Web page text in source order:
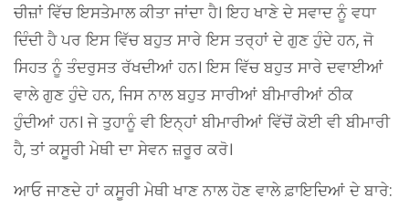
ਚੀਜ਼ਾਂ ਵਿੱਚ ਇਸਤੇਮਾਲ ਕੀਤਾ ਜਾਂਦਾ ਹੈ। ਇਹ ਖਾਣੇ ਦੇ ਸਵਾਦ ਨੂੰ ਵਧਾ
ਦਿੰਦੀ ਹੈ ਪਰ ਇਸ ਵਿੱਚ ਬਹੁਤ ਸਾਰੇ ਇਸ ਤਰ੍ਹਾਂ ਦੇ ਗੁਣ ਹੁੰਦੇ ਹਨ, ਜੋ
ਸਿਹਤ ਨੂੰ ਤੰਦਰੁਸਤ ਰੱਖਦੀਆਂ ਹਨ। ਇਸ ਵਿੱਚ ਬਹੁਤ ਸਾਰੇ ਦਵਾਈਆਂ
ਵਾਲੇ ਗੁਣ ਹੁੰਦੇ ਹਨ, ਜਿਸ ਨਾਲ ਬਹੁਤ ਸਾਰੀਆਂ ਬੀਮਾਰੀਆਂ ਠੀਕ
ਹੁੰਦੀਆਂ ਹਨ। ਜੇ ਤੁਹਾਨੂੰ ਵੀ ਇਨ੍ਹਾਂ ਬੀਮਾਰੀਆਂ ਵਿੱਚੋਂ ਕੋਈ ਵੀ ਬੀਮਾਰੀ
ਹੈ, ਤਾਂ ਕਸੂਰੀ ਮੇਥੀ ਦਾ ਸੇਵਨ ਜ਼ਰੂਰ ਕਰੋ।
ਆਓ ਜਾਣਦੇ ਹਾਂ ਕਸੂਰੀ ਮੇਥੀ ਖਾਣ ਨਾਲ ਹੋਣ ਵਾਲੇ ਫ਼ਾਇਦਿਆਂ ਦੇ ਬਾਰੇ: